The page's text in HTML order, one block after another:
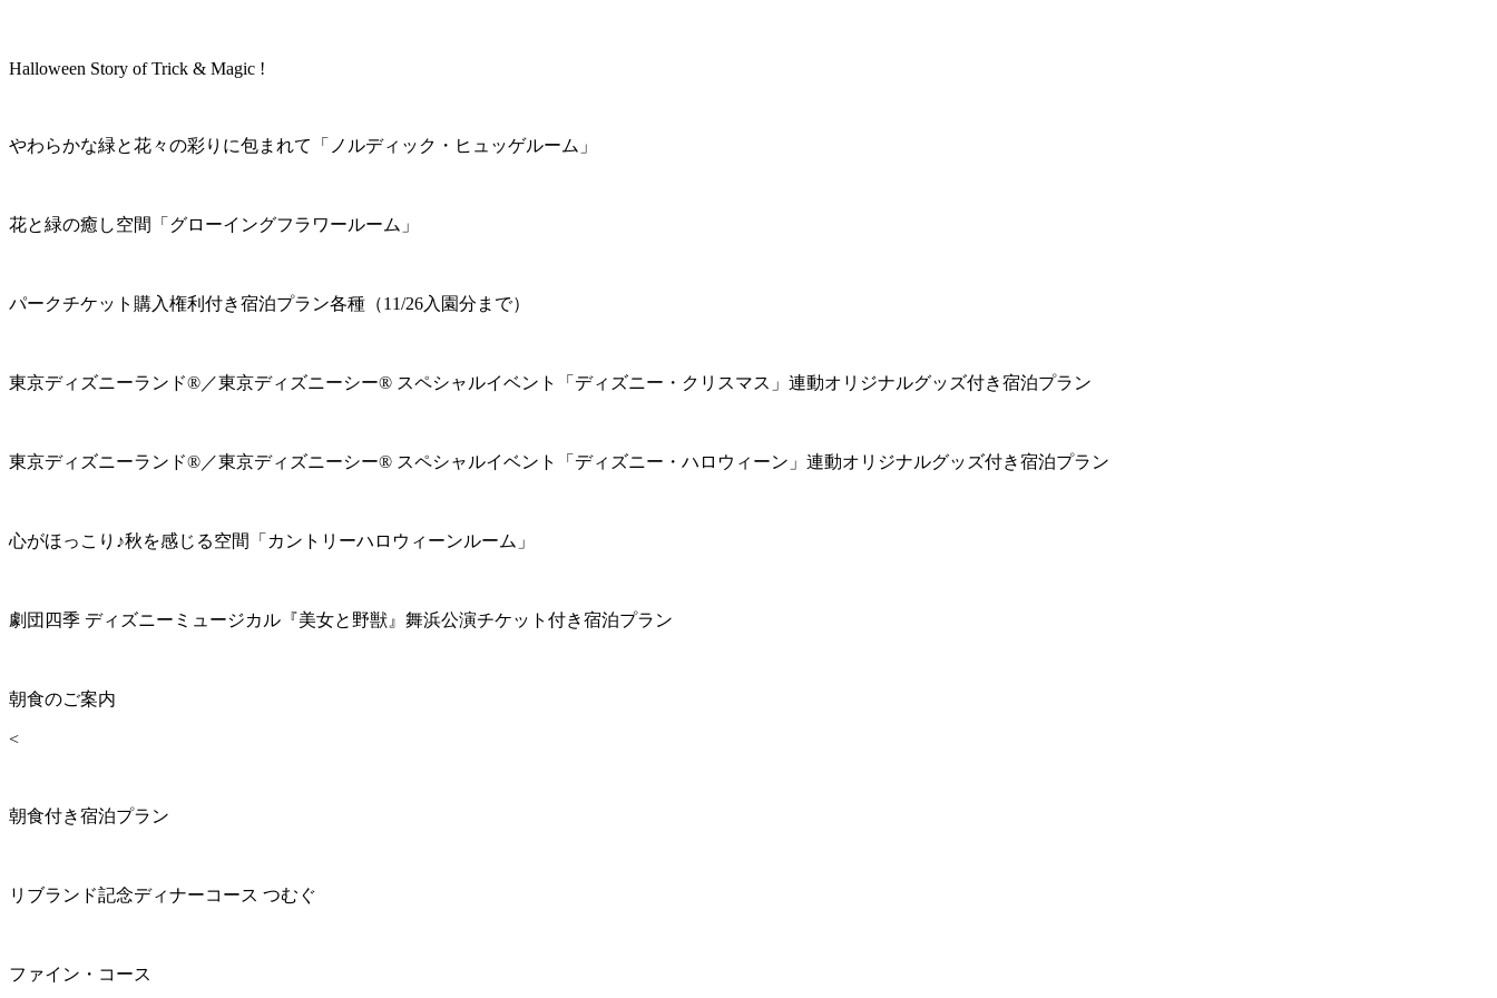
Halloween Story of Trick & Magic !
やわらかな緑と花々の彩りに包まれて「ノルディック・ヒュッゲルーム」
花と緑の癒し空間「グローイングフラワールーム」
パークチケット購入権利付き宿泊プラン各種（11/26入園分まで）
東京ディズニーランド®／東京ディズニーシー® スペシャルイベント「ディズニー・クリスマス」連動オリジナルグッズ付き宿泊プラン
東京ディズニーランド®／東京ディズニーシー® スペシャルイベント「ディズニー・ハロウィーン」連動オリジナルグッズ付き宿泊プラン
心がほっこり♪秋を感じる空間「カントリーハロウィーンルーム」
劇団四季 ディズニーミュージカル『美女と野獣』舞浜公演チケット付き宿泊プラン
朝食のご案内
<
朝食付き宿泊プラン
リブランド記念ディナーコース つむぐ
ファイン・コース